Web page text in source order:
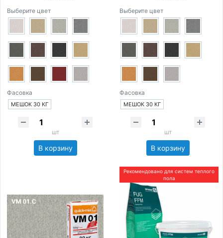
Выберите цвет
Фасовка
МЕШОК 30 КГ
шт
В корзину
Выберите цвет
Фасовка
МЕШОК 30 КГ
шт
В корзину
Рекомендовано для систем теплого
пола